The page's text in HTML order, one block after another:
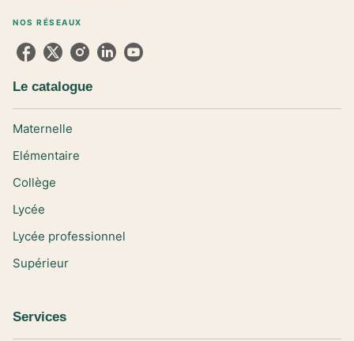
NOS RÉSEAUX
Le catalogue
Maternelle
Elémentaire
Collège
Lycée
Lycée professionnel
Supérieur
Services